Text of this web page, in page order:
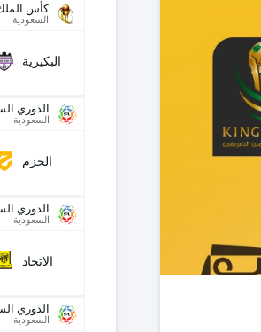
كأس
السعودية
البكيرية
الدوري
السعودية
الحزم
الدوري
السعودية
الاتحاد
الدوري
السعودية